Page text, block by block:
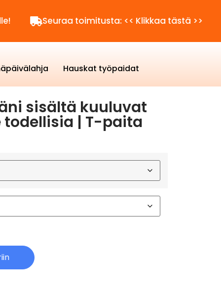
Seuraa toimitusta: << Klikkaa tästä >>
Hauskat työpaidat
sisältä kuuluvat
todellisia | T-paita